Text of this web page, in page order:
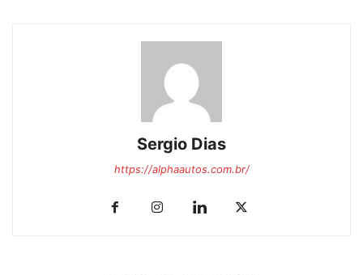
Sergio Dias
https://alphaautos.com.br/